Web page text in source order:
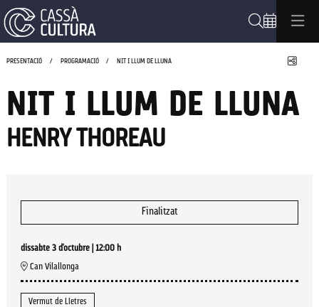
PRESENTACIÓ PROGRAMACIÓ NIT I LLUM DE LLUNA
NIT I LLUM DE LLUNA
HENRY THOREAU
Finalitzat
dissabte 3 d’octubre
12:00 h
Can Vilallonga
Vermut de Lletres